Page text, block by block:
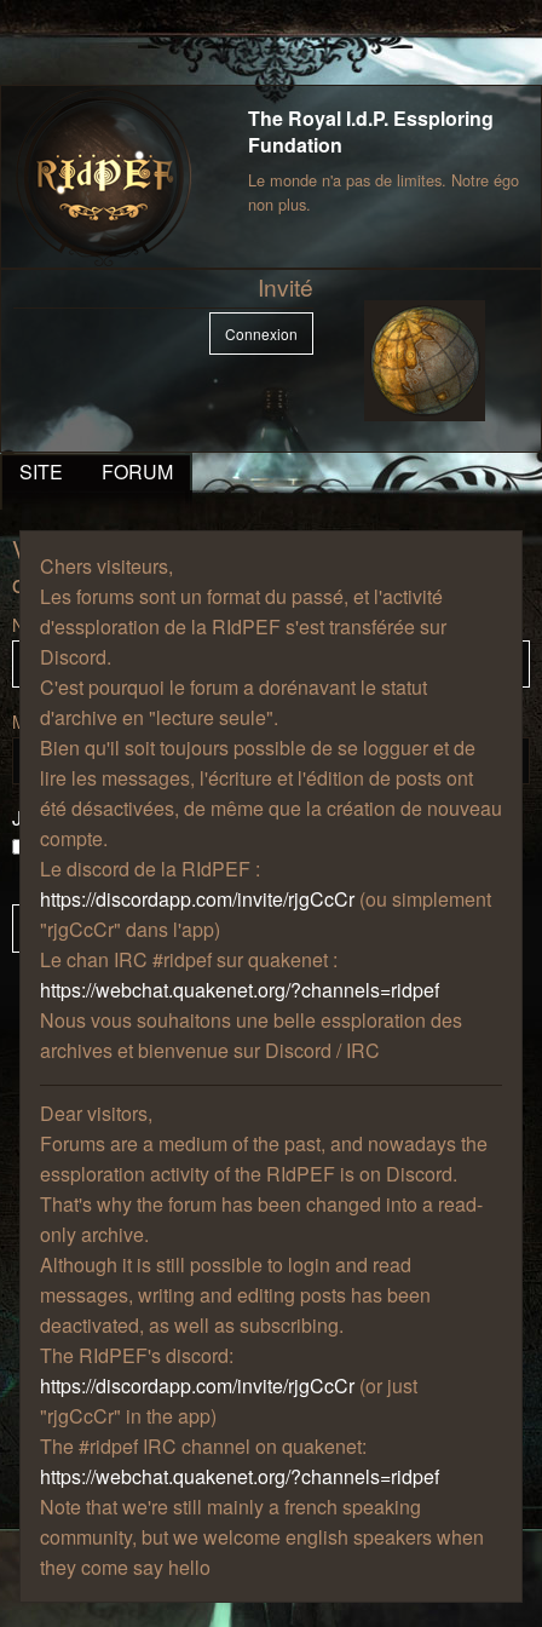
The Royal I.d.P. Essploring
Fundation
Le monde n'a pas de limites. Notre égo
non plus.
Invité
Connexion
SITE FORUM
Chers visiteurs,
Les forums sont un format du passé, et l'activité
d'essploration de la RIdPEF s'est transférée sur
Discord.
C'est pourquoi le forum a dorénavant le statut
d'archive en "lecture seule".
Bien qu'il soit toujours possible de se logguer et de
lire les messages, l'écriture et l'édition de posts ont
été désactivées, de même que la création de nouveau
compte.
Le discord de la RIdPEF :
https://discordapp.com/invite/rjgCcCr(ou simplement
"rjgCcCr" dans l'app)
Le chan IRC #ridpef sur quakenet :
https://webchat.quakenet.org/?channels=ridpef
Nous vous souhaitons une belle essploration des
archives et bienvenue sur Discord / IRC
Dear visitors,
Forums are a medium of the past, and nowadays the
essploration activity of the RIdPEF is on Discord.
That's why the forum has been changed into a read-
only archive.
Although it is still possible to login and read
messages, writing and editing posts has been
deactivated, as well as subscribing.
The RIdPEF's discord:
https://discordapp.com/invite/rjgCcCr(or just
"rjgCcCr" in the app)
The #ridpef IRC channel on quakenet:
https://webchat.quakenet.org/?channels=ridpef
Note that we're still mainly a french speaking
community, but we welcome english speakers when
they come say hello
Vous devez vous connecter afin de pouvoir
consulter les informations sur ce groupe.
Nom d’utilisateur :
Mot de passe :
J’ai oublié mon mot de passe
Se souvenir de moi
Masquer ma présence lors de cette session